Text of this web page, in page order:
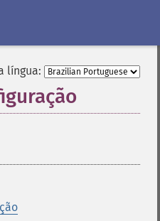
língua: